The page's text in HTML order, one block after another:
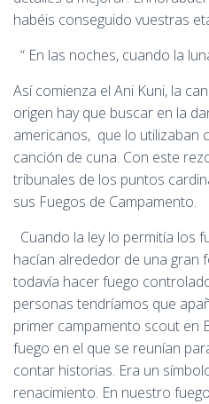
habéis conseguido vuestras
“ En las noches, cuando la
Así comienza el Ani Kuni, la
origen hay que buscar en la
americanos, que lo utilizaban
canción de cuna. Con este
tribunales de los puntos
sus Fuegos de Campamento.
Cuando la ley lo permitía los
hacían alrededor de una gran
todavía hacer fuego
personas tendríamos que
primer campamento scout en
fuego en el que se reunían
contar historias. Era un
renacimiento. En nuestro